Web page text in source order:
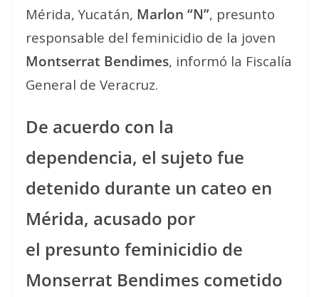
Mérida, Yucatán, Marlon “N”, presunto
responsable del feminicidio de la joven
Montserrat Bendimes, informó la Fiscalía
General de Veracruz.
De acuerdo con la
dependencia, el sujeto fue
detenido durante un cateo en
Mérida, acusado por
el presunto feminicidio de
Monserrat Bendimes cometido